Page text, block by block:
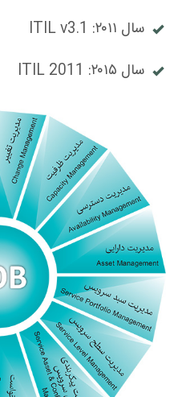
سال ۲۰۱۱: ITIL v3.1
سال ۲۰۱۵: ITIL 2011